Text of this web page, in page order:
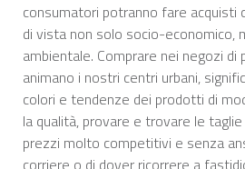
consumatori potranno fare acquisti
di vista non solo socio-economico,
ambientale. Comprare nei negozi di
animano i nostri centri urbani,
colori e tendenze dei prodotti di
la qualità, provare e trovare le
prezzi molto competitivi e senza